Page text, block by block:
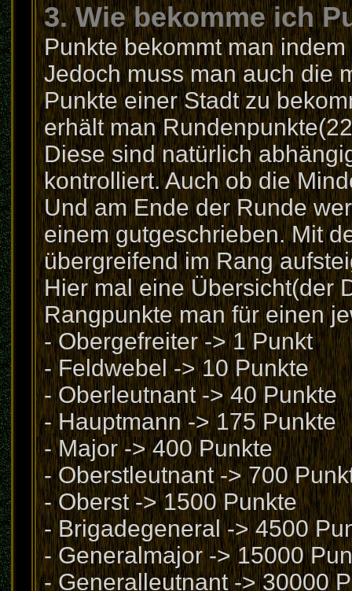
3. Wie bekomme ich
Punkte bekommt man
Jedoch muss man auch die
Punkte einer Stadt zu
erhält man
Diese sind natürlich
kontrolliert. Auch ob die
Und am Ende der Runde
einem gutgeschrieben. Mit
übergreifend im Rang
Hier mal eine Übersicht(der
Rangpunkte man für einen
- Obergefreiter -> 1 Punkt
- Feldwebel -> 10 Punkte
- Oberleutnant -> 40 Punkte
- Hauptmann -> 175 Punkte
- Major -> 400 Punkte
- Oberstleutnant -> 700
- Oberst -> 1500 Punkte
- Brigadegeneral -> 4500
- Generalmajor -> 15000
- Generalleutnant -> 30000